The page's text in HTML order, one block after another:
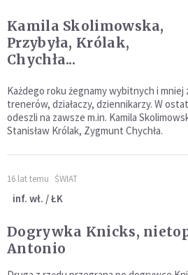
Kamila Skolimowska,
Przybyła, Królak,
Chychła...
Każdego roku żegnamy wybitnych i
trenerów, działaczy, dziennikarzy. W
odeszli na zawsze m.in. Kamila
Stanisław Królak, Zygmunt Chychła.
16 lat temu ŚWIAT
inf. wł. / ŁK
Dogrywka Knicks,
Antonio